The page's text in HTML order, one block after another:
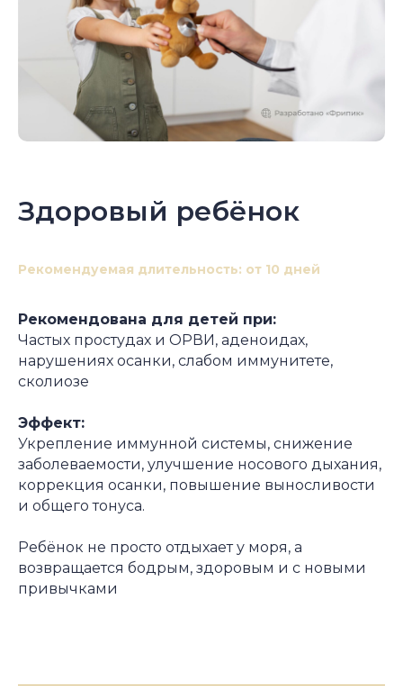
Здоровый ребёнок
Рекомендуемая длительность: от 10 дней
Рекомендована для детей при:
Частых простудах и ОРВИ, аденоидах,
нарушениях осанки, слабом иммунитете,
сколиозе
Эффект:
Укрепление иммунной системы, снижение
заболеваемости, улучшение носового дыхания,
коррекция осанки, повышение выносливости
и общего тонуса.
Ребёнок не просто отдыхает у моря, а
возвращается бодрым, здоровым и с новыми
привычками